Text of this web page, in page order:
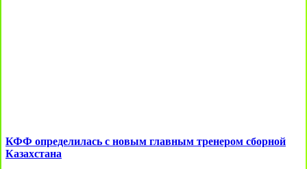
КФФ определилась с новым главным тренером сборной
Казахстана